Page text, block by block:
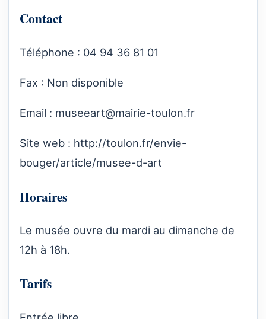
Contact
Téléphone : 04 94 36 81 01
Fax : Non disponible
Email : museeart@mairie-toulon.fr
Site web : http://toulon.fr/envie-
bouger/article/musee-d-art
Horaires
Le musée ouvre du mardi au dimanche de
12h à 18h.
Tarifs